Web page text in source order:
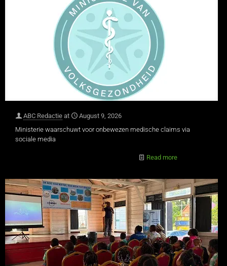
ABC Redactie at
August 9, 2026
Ministerie waarschuwt voor onbewezen medische claims via
sociale media
Read more